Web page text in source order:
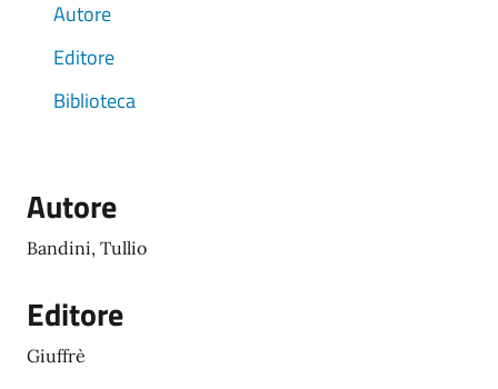
Autore
Editore
Biblioteca
Autore
Bandini, Tullio
Editore
Giuffrè